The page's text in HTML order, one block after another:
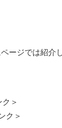
ージでは紹介
＞
ク＞